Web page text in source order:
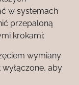
w systemach
przepaloną
krokami:
wymiany
aby